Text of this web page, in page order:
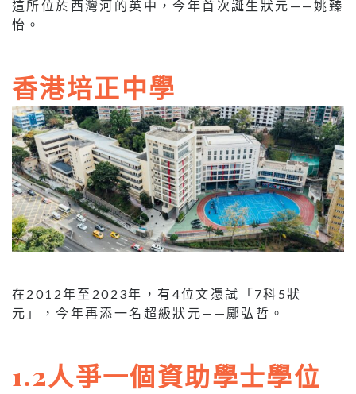
這所位於西灣河的英中，今年首次誕生狀元——姚臻
怡。
香港培正中學
在2012年至2023年，有4位文憑試「7科5狀
元」，今年再添一名超級狀元——鄺弘哲。
1.2人爭一個資助學士學位